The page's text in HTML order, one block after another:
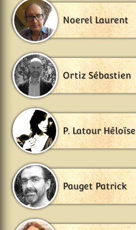
Noerel Laurent
Ortiz Sébastien
P. Latour Héloïse
Pauget Patrick